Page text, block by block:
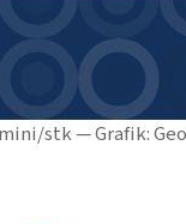
stk — Grafik: